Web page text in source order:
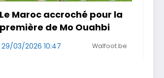
« Je ne suis pas que la
maladie » . Malgré un
cancer, une Girondine
court le Rallye Aïcha des